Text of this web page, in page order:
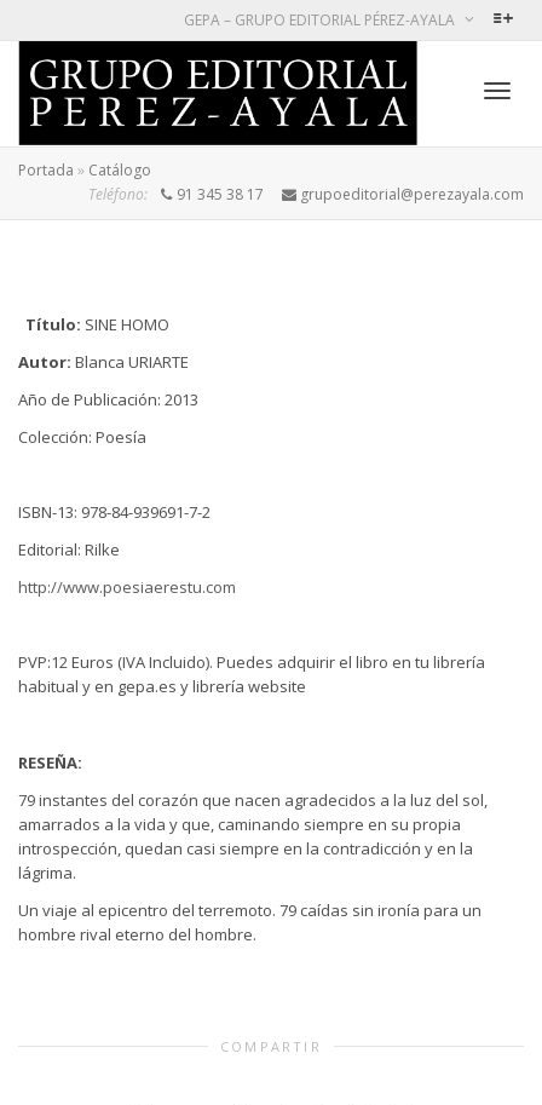
GEPA – GRUPO EDITORIAL PÉREZ-AYALA
Portada » Catálogo
Teléfono:
91 345 38 17 grupoeditorial@perezayala.com
Título: SINE HOMO
Autor: Blanca URIARTE
Año de Publicación: 2013
Colección: Poesía
ISBN-13: 978-84-939691-7-2
Editorial: Rilke
http://www.poesiaerestu.com
PVP:12 Euros (IVA Incluido). Puedes adquirir el libro en tu librería
habitual y en gepa.es y librería website
RESEÑA:
79 instantes del corazón que nacen agradecidos a la luz del sol,
amarrados a la vida y que, caminando siempre en su propia
introspección, quedan casi siempre en la contradicción y en la
lágrima.
Un viaje al epicentro del terremoto. 79 caídas sin ironía para un
hombre rival eterno del hombre.
COMPARTIR